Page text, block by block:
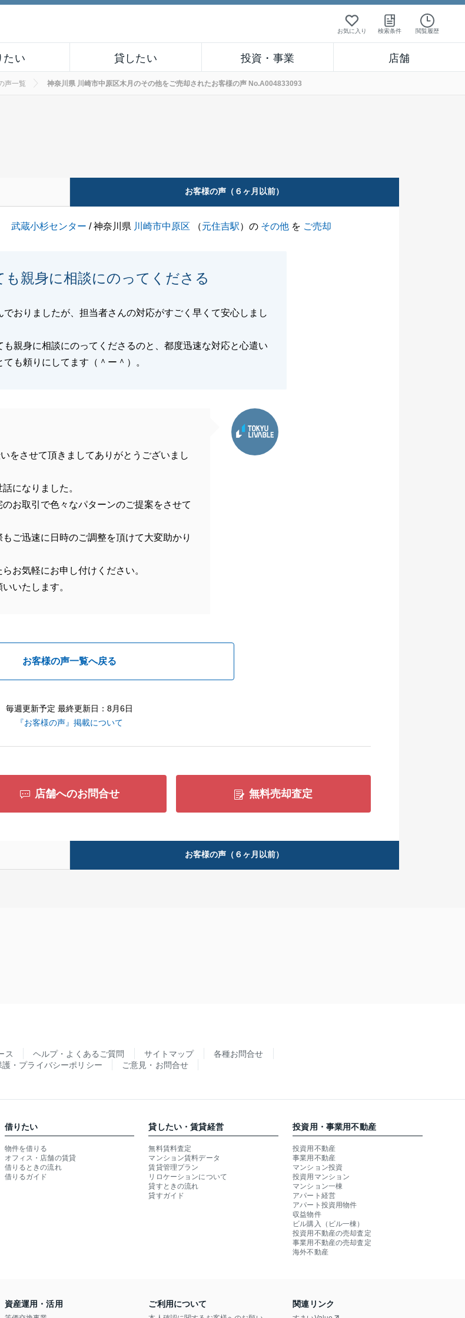
お気に入り 検索条件 閲覧履歴
たい 貸したい 投資・事業 店舗
声一覧 神奈川県 川崎市中原区木月のその他をご売却されたお客様の声 No.A004833093
お客様の声（６ヶ月以前）
武蔵小杉センター / 神奈川県 川崎市中原区 （元住吉駅）の その他 を ご売却
も親身に相談にのってくださる
でおりましたが、担当者さんの対応がすごく早くて安心しまし
も親身に相談にのってくださるのと、都度迅速な対応と心遣い
ても頼りにしてます（＾ー＾）。
をさせて頂きましてありがとうございまし
になりました。
お取引で色々なパターンのご提案をさせて
ご迅速に日時のご調整を頂けて大変助かり
お気軽にお申し付けください。
いたします。
お客様の声一覧へ戻る
毎週更新予定 最終更新日：8月6日
『お客様の声』掲載について
店舗へのお問合せ 無料売却査定
お客様の声（６ヶ月以前）
ス ヘルプ・よくあるご質問 サイトマップ
各種お問合せ
・プライバシーポリシー ご意見・お問合せ
借りたい
物件を借りる
オフィス・店舗の賃貸
借りるときの流れ
借りるガイド
貸したい・賃貸経営
無料賃料査定
マンション賃料データ
賃貸管理プラン
リロケーションについて
貸すときの流れ
貸すガイド
投資用・事業用不動産
投資用不動産
事業用不動産
マンション投資
投資用マンション
マンション一棟
アパート経営
アパート投資用物件
収益物件
ビル購入（ビル一棟）
投資用不動産の売却査定
事業用不動産の売却査定
海外不動産
資産運用・活用 ご利用について 関連リンク